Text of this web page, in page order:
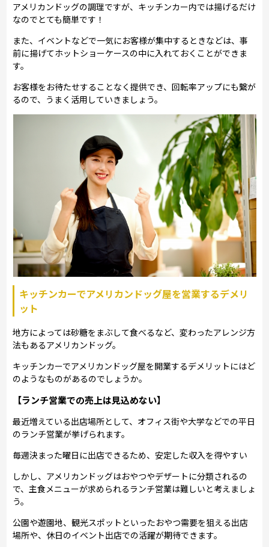
アメリカンドッグの調理ですが、キッチンカー内では揚げるだけ
なのでとても簡単です！
また、イベントなどで一気にお客様が集中するときなどは、事
前に揚げてホットショーケースの中に入れておくことができま
す。
お客様をお待たせすることなく提供でき、回転率アップにも繋が
るので、うまく活用していきましょう。
キッチンカーでアメリカンドッグ屋を営業するデメリ
ット
地方によっては砂糖をまぶして食べるなど、変わったアレンジ方
法もあるアメリカンドッグ。
キッチンカーでアメリカンドッグ屋を開業するデメリットにはど
のようなものがあるのでしょうか。
【ランチ営業での売上は見込めない】
最近増えている出店場所として、オフィス街や大学などでの平日
のランチ営業が挙げられます。
毎週決まった曜日に出店できるため、安定した収入を得やすい
しかし、アメリカンドッグはおやつやデザートに分類されるの
で、主食メニューが求められるランチ営業は難しいと考えましょ
う。
公園や遊園地、観光スポットといったおやつ需要を狙える出店
場所や、休日のイベント出店での活躍が期待できます。